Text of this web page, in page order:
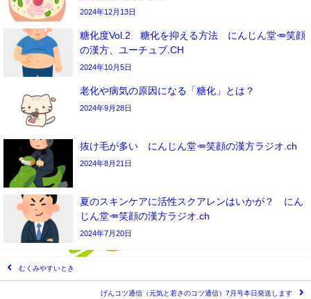
2024年12月13日
糖化度Vol.2 糖化を抑える方法 にんじん堂🥕笑顔
の漢方、ユーチュブ.CH
2024年10月5日
老化や病気の原因になる「糖化」とは？
2024年9月28日
抜け毛が多い にんじん堂🥕笑顔の漢方ラジオ.ch
2024年8月21日
夏のスキンケアに活性スクアレンはいかが？ にん
じん堂🥕笑顔の漢方ラジオ.ch
2024年7月20日
むくみやすいとき
げんコツ通信（元気と若さのコツ通信）7月号本日発送します